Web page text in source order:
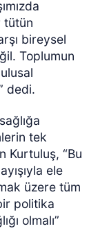
tütün
bireysel
Toplumun
dedi.
tek
Kurtuluş, “Bu
ele
üzere tüm
politika
olmalı”